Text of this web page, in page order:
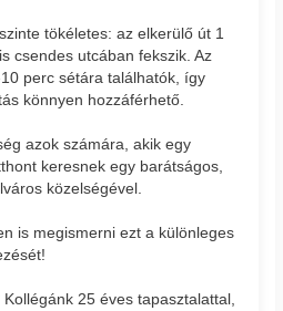
tökéletes: az elkerülő út 1
csendes utcában fekszik. Az
perc sétára találhatók, így
könnyen hozzáférhető.
azok számára, akik egy
keresnek egy barátságos,
közelségével.
is megismerni ezt a különleges
25 éves tapasztalattal,